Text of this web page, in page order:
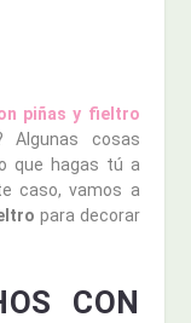
piñas y fieltro
Algunas cosas
que hagas tú a
caso, vamos a
para decorar
CON